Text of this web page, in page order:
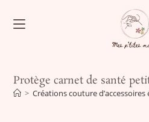
Protège carnet de santé
> Créations couture